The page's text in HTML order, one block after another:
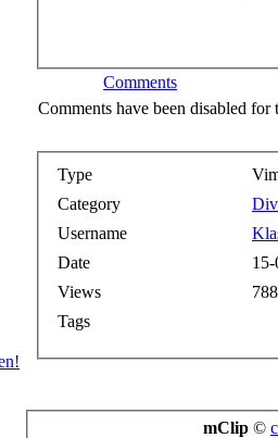
Comments
Comments have been disabled
Type
Category
Username
Date
Views
Tags
mClip ©